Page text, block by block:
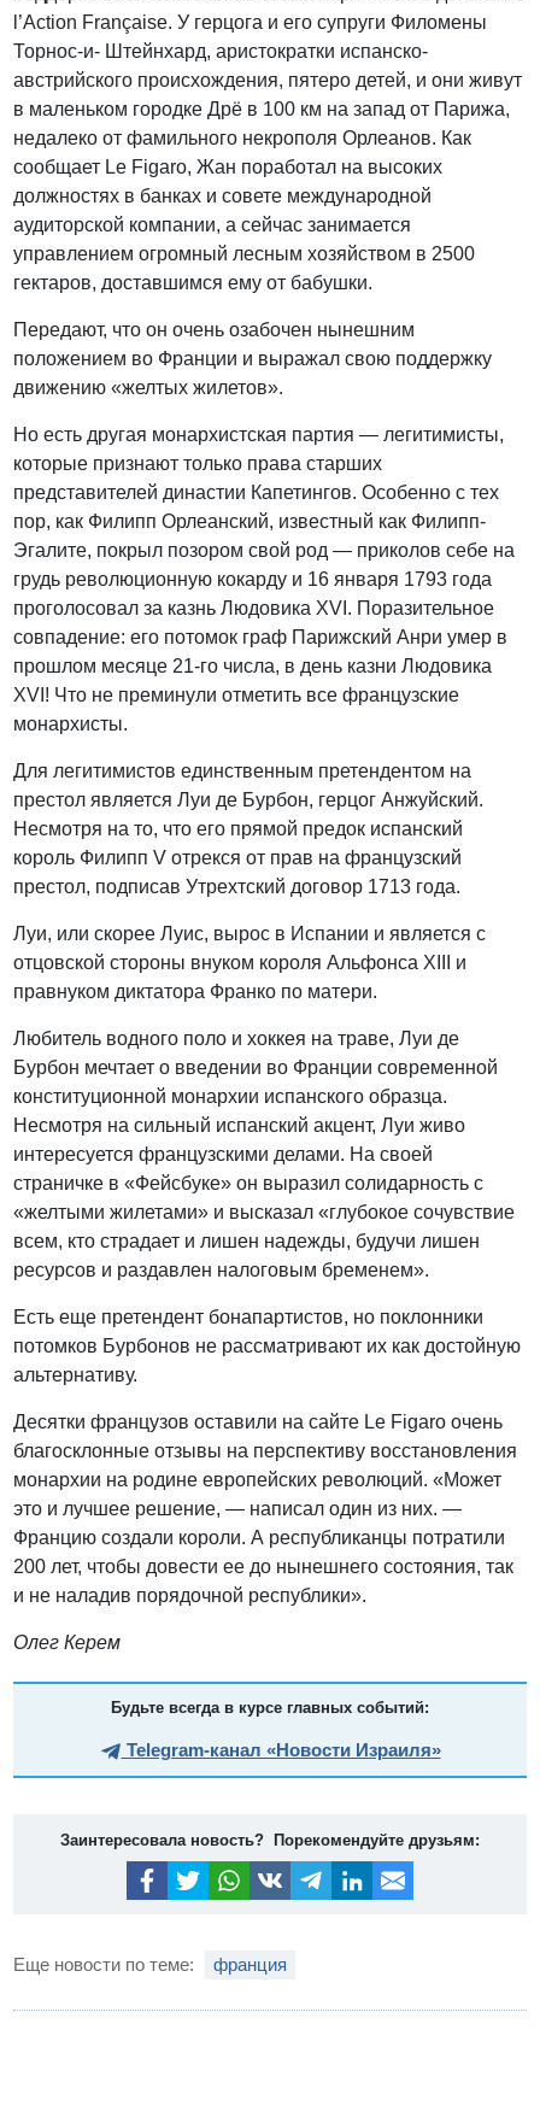
l’Action Française. У герцога и его супруги Филомены
Торнос-и- Штейнхард, аристократки испанско-
австрийского происхождения, пятеро детей, и они живут
в маленьком городке Дрё в 100 км на запад от Парижа,
недалеко от фамильного некрополя Орлеанов. Как
сообщает Le Figaro, Жан поработал на высоких
должностях в банках и совете международной
аудиторской компании, а сейчас занимается
управлением огромный лесным хозяйством в 2500
гектаров, доставшимся ему от бабушки.
Передают, что он очень озабочен нынешним
положением во Франции и выражал свою поддержку
движению «желтых жилетов».
Но есть другая монархистская партия — легитимисты,
которые признают только права старших
представителей династии Капетингов. Особенно с тех
пор, как Филипп Орлеанский, известный как Филипп-
Эгалите, покрыл позором свой род — приколов себе на
грудь революционную кокарду и 16 января 1793 года
проголосовал за казнь Людовика XVI. Поразительное
совпадение: его потомок граф Парижский Анри умер в
прошлом месяце 21-го числа, в день казни Людовика
XVI! Что не преминули отметить все французские
монархисты.
Для легитимистов единственным претендентом на
престол является Луи де Бурбон, герцог Анжуйский.
Несмотря на то, что его прямой предок испанский
король Филипп V отрекся от прав на французский
престол, подписав Утрехтский договор 1713 года.
Луи, или скорее Луис, вырос в Испании и является с
отцовской стороны внуком короля Альфонса XIII и
правнуком диктатора Франко по матери.
Любитель водного поло и хоккея на траве, Луи де
Бурбон мечтает о введении во Франции современной
конституционной монархии испанского образца.
Несмотря на сильный испанский акцент, Луи живо
интересуется французскими делами. На своей
страничке в «Фейсбуке» он выразил солидарность с
«желтыми жилетами» и высказал «глубокое сочувствие
всем, кто страдает и лишен надежды, будучи лишен
ресурсов и раздавлен налоговым бременем».
Есть еще претендент бонапартистов, но поклонники
потомков Бурбонов не рассматривают их как достойную
альтернативу.
Десятки французов оставили на сайте Le Figaro очень
благосклонные отзывы на перспективу восстановления
монархии на родине европейских революций. «Может
это и лучшее решение, — написал один из них. —
Францию создали короли. А республиканцы потратили
200 лет, чтобы довести ее до нынешнего состояния, так
и не наладив порядочной республики».
Олег Керем
Будьте всегда в курсе главных событий:
Telegram-канал «Новости Израиля»
Заинтересовала новость? Порекомендуйте друзьям:
Еще новости по теме: франция